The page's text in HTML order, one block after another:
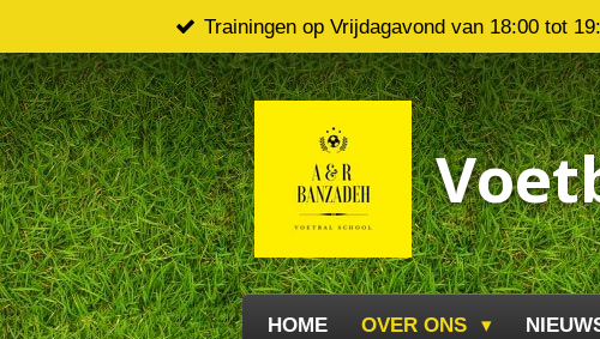
direct
naar
de
hoofdinhoud
Trainingen op Vrijdagavond van 18:00 tot
HOME OVER ONS